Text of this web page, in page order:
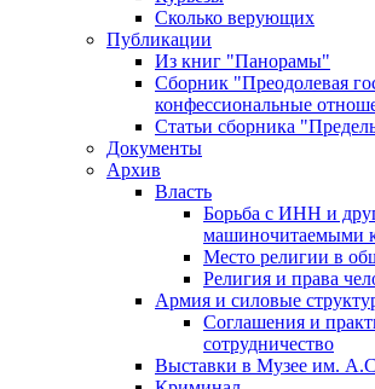
Сколько верующих
Публикации
Из книг "Панорамы"
Сборник "Преодолевая
конфессиональные
Статьи сборника
Документы
Архив
Власть
Борьба с ИНН и
машиночитаемыми
Место религии в
Религия и права
Армия и силовые
Соглашения и
сотрудничество
Выставки в Музее им.